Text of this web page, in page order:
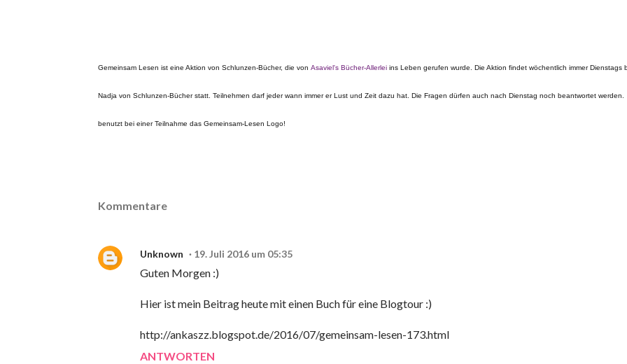
Gemeinsam Lesen ist eine Aktion von Schlunzen-Bücher, die von Asaviel's Bücher-Allerlei ins Leben gerufen wurde. Die Aktion findet wöchentlich immer Dienstags
Nadja von Schlunzen-Bücher statt. Teilnehmen darf jeder wann immer er Lust und Zeit dazu hat. Die Fragen dürfen auch nach Dienstag noch beantwortet werden.
benutzt bei einer Teilnahme das Gemeinsam-Lesen Logo!
Kommentare
Unknown 19. Juli 2016 um 05:35
Guten Morgen :)
Hier ist mein Beitrag heute mit einen Buch für eine Blogtour :)
http://ankaszz.blogspot.de/2016/07/gemeinsam-lesen-173.html
ANTWORTEN